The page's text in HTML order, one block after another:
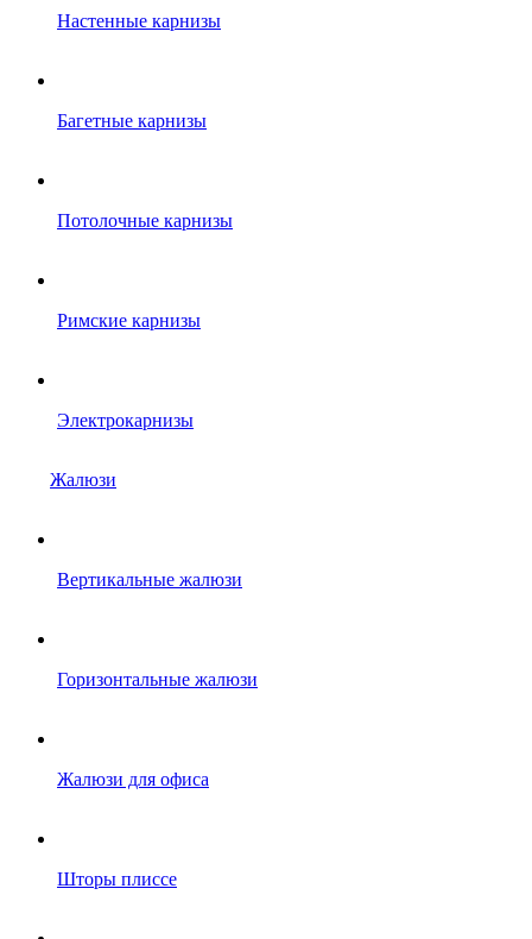
Настенные карнизы
Багетные карнизы
Потолочные карнизы
Римские карнизы
Электрокарнизы
Жалюзи
Вертикальные жалюзи
Горизонтальные жалюзи
Жалюзи для офиса
Шторы плиссе